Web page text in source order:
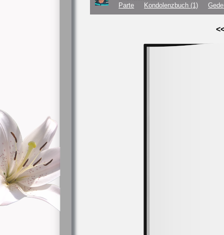
Parte Kondolenzbuch (1)